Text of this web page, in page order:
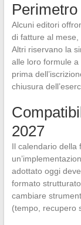
Alcuni editori
di fatture al
Altri riservano la
alle loro formule
prima
chiusura
2027
Il calendario della
adottato oggi
formato
cambiare
(tempo, recupero